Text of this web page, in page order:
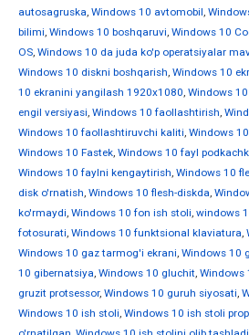
autosagruska, Windows 10 avtomobil,
bilimi, Windows 10 boshqaruvi, Windows 10
OS, Windows 10 da juda ko'p operatsiyalar
Windows 10 diskni boshqarish, Windows 10
10 ekranini yangilash 1920x1080, Windows
engil versiyasi, Windows 10 faollashtirish,
Windows 10 faollashtiruvchi kaliti, Windows
Windows 10 Fastek, Windows 10 fayl
Windows 10 faylni kengaytirish, Windows 10
disk o'rnatish, Windows 10 flesh-diskda,
ko'rmaydi, Windows 10 fon ish stoli, windows
fotosurati, Windows 10 funktsional klaviatura,
Windows 10 gaz tarmog'i ekrani, Windows 10
10 gibernatsiya, Windows 10 gluchit, Windows
gruzit protsessor, Windows 10 guruh siyosati,
Windows 10 ish stoli, Windows 10 ish stoli